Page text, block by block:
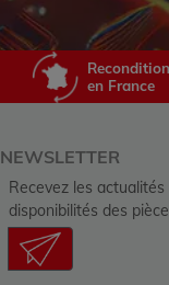
en France
NEWSLETTER
Recevez les
disponibilités des